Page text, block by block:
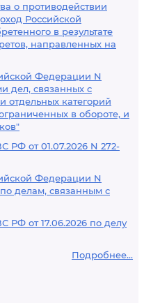
о противодействии
Российской
в результате
направленных на
Федерации N
дел, связанных с
отдельных категорий
в обороте, и
РФ от 01.07.2026 N 272-
Федерации N
делам, связанным с
РФ от 17.06.2026 по делу
Подробнее...